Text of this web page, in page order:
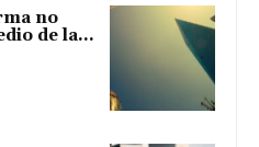
no
de la...